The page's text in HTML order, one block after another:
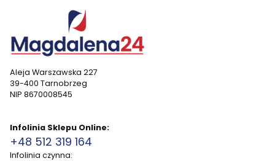
Aleja Warszawska 227
39-400 Tarnobrzeg
NIP 8670008545
Infolinia Sklepu Online:
+48 512 319 164
Infolinia czynna: